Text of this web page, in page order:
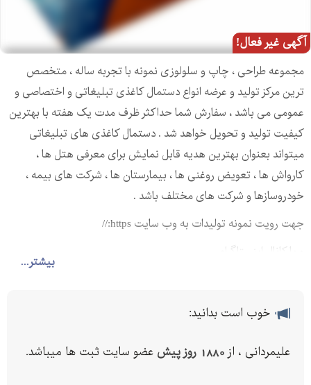
آگهی غیر فعال!
بیشتر...
مجموعه طراحی ، چاپ و سلولوزی نمونه با تجربه ساله ، متخصص
ترین مرکز تولید و عرضه انواع دستمال کاغذی تبلیغاتی و اختصاصی و
عمومی می باشد ، سفارش شما حداکثر ظرف مدت یک هفته با بهترین
کیفیت تولید و تحویل خواهد شد . دستمال کاغذی های تبلیغاتی
میتواند بعنوان بهترین هدیه قابل نمایش برای معرفی هتل ها ،
کارواش ها ، تعویض روغنی ها ، بیمارستان ها ، شرکت های بیمه ،
خودروسازها و شرکت های مختلف باشد .
جهت رویت نمونه تولیدات به وب سایت https://
و یا کانال اینستاگرام
https://t.me/nemooneh
تلفن ثابت :
خوب است بدانید:
علیمردانی ، از 1880 روز پیش عضو سایت ثبت ها میباشد.